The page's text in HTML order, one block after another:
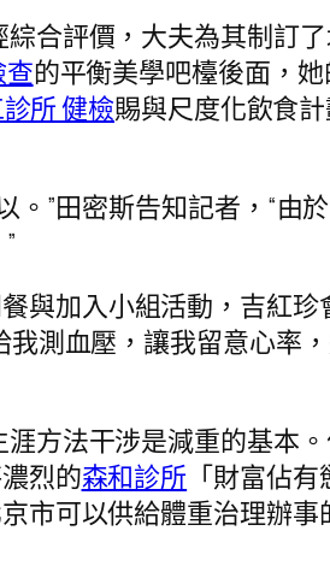
合評價，大夫為其制訂
查的平衡美學吧檯後面，
所 健檢賜與尺度化飲食
”田密斯告知記者，“由
與加入小組活動，吉紅
測血壓，讓我留意心率
方法干涉是減重的基本
烈的森和診所 「財富佔
市可以供給體重治理辦事